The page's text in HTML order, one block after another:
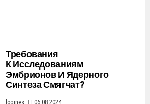
Требования
К Исследованиям
Эмбрионов И Ядерного
Синтеза Смягчат?
logines 06.08.2024